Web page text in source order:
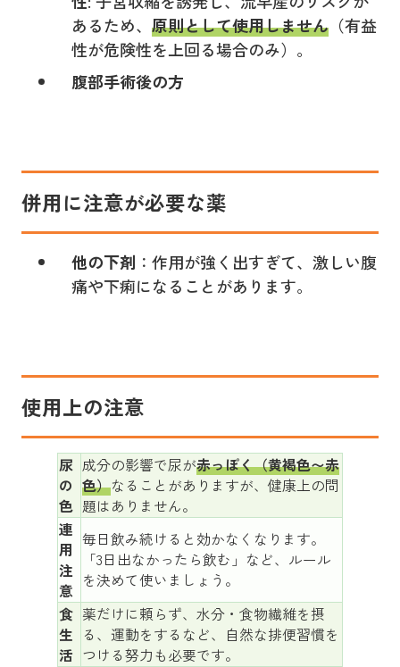
あるため、 原則として使用しません（有益
性が危険性を上回る場合のみ）。
腹部手術後の方
併用に注意が必要な薬
他の下剤 ：作用が強く出すぎて、激しい腹
痛や下痢になることがあります。
使用上の注意
尿
の
色
成分の影響で尿が赤っぽく（黄褐色〜赤
色）なることがありますが、健康上の問
題はありません。
連
用
注
意
毎日飲み続けると効かなくなります。
「3日出なかったら飲む」など、ルール
を決めて使いましょう。
食
生
活
薬だけに頼らず、水分・食物繊維を摂
る、運動をするなど、自然な排便習慣を
つける努力も必要です。